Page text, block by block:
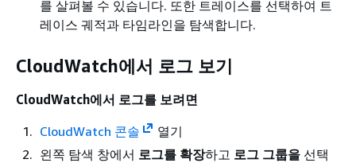
를 살펴볼 수 있습니다. 또한 트레이스를 선택하여 트
레이스 궤적과 타임라인을 탐색합니다.
CloudWatch에서 로그 보기
CloudWatch에서 로그를 보려면
CloudWatch 콘솔
열기
왼쪽 탐색 창에서 로그를 확장하고 로그 그룹을 선택